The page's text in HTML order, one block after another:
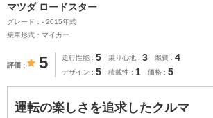
マツダ ロードスター
グレード：- 2015年式
乗車形式：マイカー
評価 5 走行性能 5 乗り心地 3 燃費 4
デザイン 5 積載性 1 価格 5
運転の楽しさを追求したクルマ